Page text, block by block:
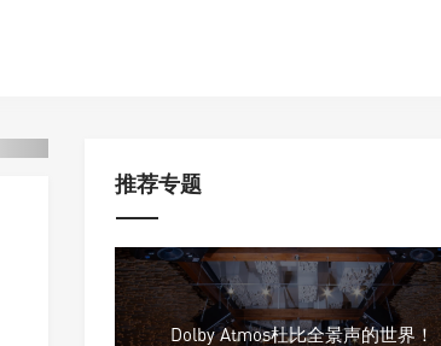
推荐专题
Dolby Atmos杜比全景声的世界！